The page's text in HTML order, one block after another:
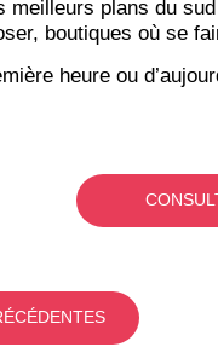
plans du
boutiques où se
heure ou